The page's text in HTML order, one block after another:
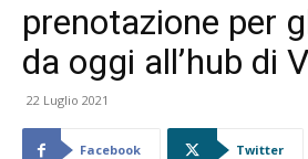
prenotazione per
da oggi all’hub di
22 Luglio 2021
Facebook Twitter